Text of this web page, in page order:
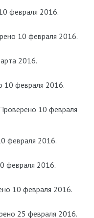
февраля 2016.
10 февраля 2016.
2016.
10 февраля 2016.
10 февраля
февраля 2016.
февраля 2016.
10 февраля 2016.
25 февраля 2016.